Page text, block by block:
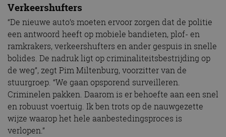
Verkeershufters
“De nieuwe auto’s moeten ervoor zorgen dat de politie
een antwoord heeft op mobiele bandieten, plof- en
ramkrakers, verkeershufters en ander gespuis in snelle
bolides. De nadruk ligt op criminaliteitsbestrijding op
de weg”, zegt Pim Miltenburg, voorzitter van de
stuurgroep. “We gaan opsporend surveilleren.
Criminelen pakken. Daarom is er behoefte aan een snel
en robuust voertuig. Ik ben trots op de nauwgezette
wijze waarop het hele aanbestedingsproces is
verlopen.”